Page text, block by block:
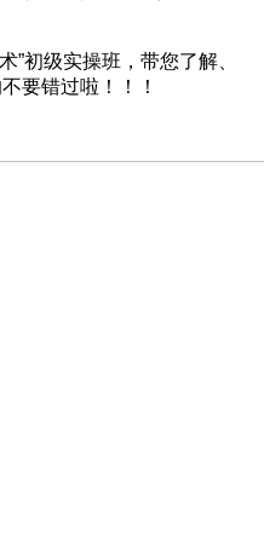
”初级实操班，带您了解、
要错过啦！！！